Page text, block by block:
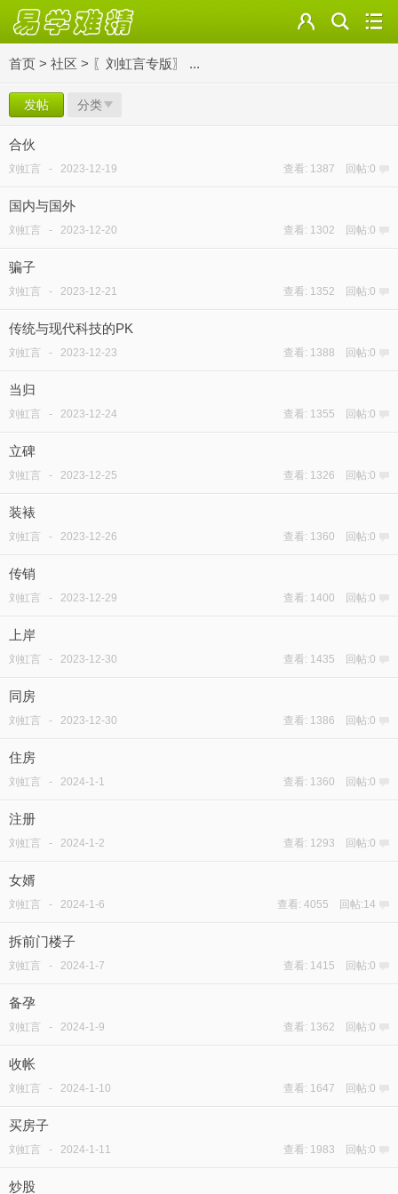
首页 > 社区 > 〖刘虹言专版〗 ...
发帖 分类
合伙
刘虹言 - 2023-12-19 查看: 1387 回帖:0
国内与国外
刘虹言 - 2023-12-20 查看: 1302 回帖:0
骗子
刘虹言 - 2023-12-21 查看: 1352 回帖:0
传统与现代科技的PK
刘虹言 - 2023-12-23 查看: 1388 回帖:0
当归
刘虹言 - 2023-12-24 查看: 1355 回帖:0
立碑
刘虹言 - 2023-12-25 查看: 1326 回帖:0
装裱
刘虹言 - 2023-12-26 查看: 1360 回帖:0
传销
刘虹言 - 2023-12-29 查看: 1400 回帖:0
上岸
刘虹言 - 2023-12-30 查看: 1435 回帖:0
同房
刘虹言 - 2023-12-30 查看: 1386 回帖:0
住房
刘虹言 - 2024-1-1 查看: 1360 回帖:0
注册
刘虹言 - 2024-1-2 查看: 1293 回帖:0
女婿
刘虹言 - 2024-1-6 查看: 4055 回帖:14
拆前门楼子
刘虹言 - 2024-1-7 查看: 1415 回帖:0
备孕
刘虹言 - 2024-1-9 查看: 1362 回帖:0
收帐
刘虹言 - 2024-1-10 查看: 1647 回帖:0
买房子
刘虹言 - 2024-1-11 查看: 1983 回帖:0
炒股